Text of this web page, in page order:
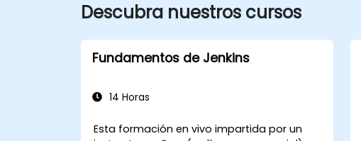
Descubra nuestros cursos
Fundamentos de Jenkins
14 Horas
Esta formación en vivo impartida por un